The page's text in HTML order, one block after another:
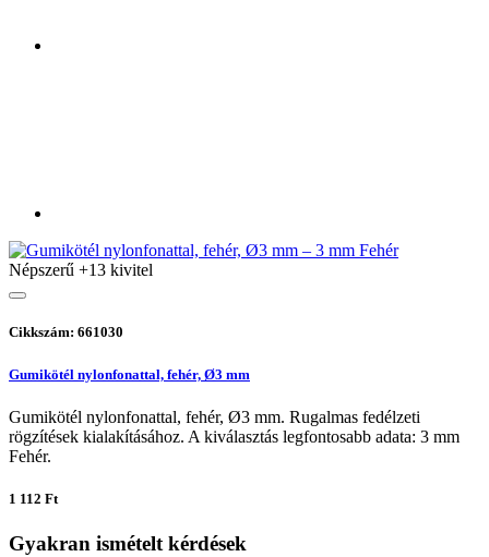
Népszerű +13 kivitel
Cikkszám: 661030
Gumikötél nylonfonattal, fehér, Ø3 mm
Gumikötél nylonfonattal, fehér, Ø3 mm. Rugalmas fedélzeti
rögzítések kialakításához. A kiválasztás legfontosabb adata: 3 mm
Fehér.
1 112 Ft
Gyakran ismételt kérdések